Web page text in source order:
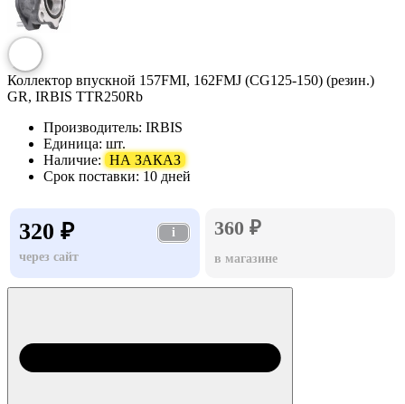
Коллектор впускной 157FMI, 162FMJ (CG125-150) (резин.)
GR, IRBIS TTR250Rb
Производитель: IRBIS
Единица: шт.
Наличие: НА ЗАКАЗ
Срок поставки: 10 дней
320 ₽
i
через сайт
360 ₽
в магазине